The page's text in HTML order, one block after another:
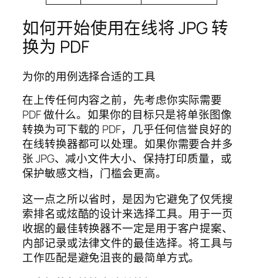
如何开始使用在线将 JPG 转
换为 PDF
为你的用例选择合适的工具
在上传任何内容之前，先考虑你实际需要
PDF 做什么。如果你的目标只是将单张图像
转换为可下载的 PDF，几乎任何信誉良好的
在线转换器都可以处理。如果你需要合并多
张 JPG、减小文件大小、保持打印质量，或
保护敏感文档，门槛会更高。
这一点之所以省时，是因为它避免了仅凭搜
索排名或炫酷的设计来选择工具。用于一页
收据的最佳转换器不一定是用于客户提案、
内部记录或法律文件的最佳选择。将工具与
工作匹配是避免沮丧的最简单方式。